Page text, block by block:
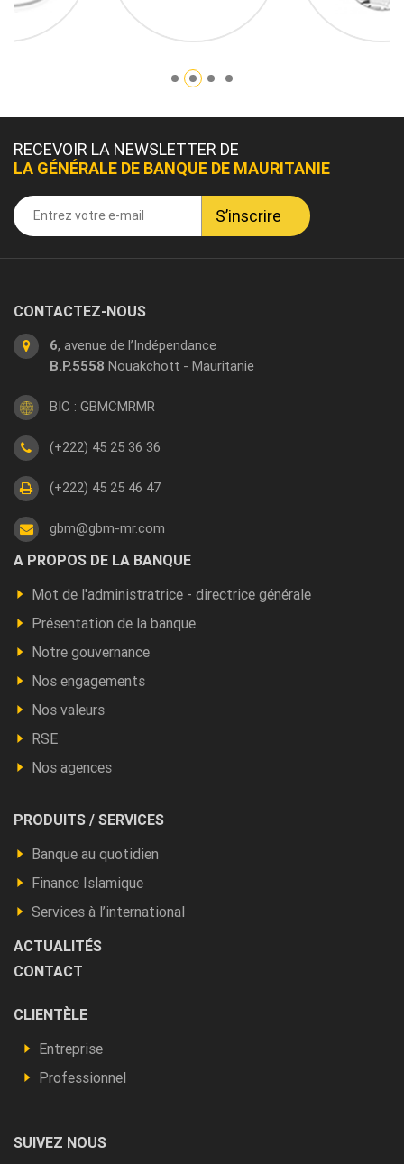
RECEVOIR LA NEWSLETTER DE
LA GÉNÉRALE DE BANQUE DE MAURITANIE
CONTACTEZ-NOUS
6, avenue de l’Indépendance
B.P.5558 Nouakchott - Mauritanie
BIC : GBMCMRMR
(+222) 45 25 36 36
(+222) 45 25 46 47
gbm@gbm-mr.com
Footer
a
propos
A PROPOS DE LA BANQUE
Mot de l'administratrice - directrice générale
Présentation de la banque
Notre gouvernance
Nos engagements
Nos valeurs
RSE
Nos agences
Footer
Produits
autres
PRODUITS / SERVICES
Banque au quotidien
Finance Islamique
Services à l’international
ACTUALITÉS
CONTACT
Footer
Vous
êtes
CLIENTÈLE
Entreprise
Professionnel
SUIVEZ NOUS